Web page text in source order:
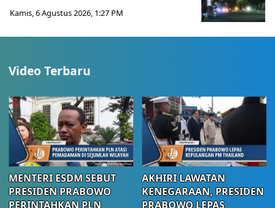
Kamis, 6 Agustus 2026, 1:27 PM
Video Terbaru
MENTERI ESDM SEBUT
PRESIDEN PRABOWO
PERINTAHKAN PLN
AKHIRI LAWATAN
KENEGARAAN, PRESIDEN
PRABOWO LEPAS